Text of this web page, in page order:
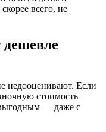
всего, не
дешевле
недооценивают. Если
стоимость
выгодным — даже с